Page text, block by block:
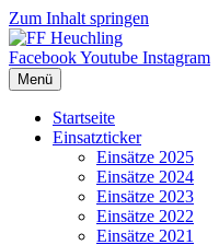
Zum Inhalt springen
FacebookYoutube Instagram
Menü
Startseite
Einsatzticker
Einsätze 2025
Einsätze 2024
Einsätze 2023
Einsätze 2022
Einsätze 2021